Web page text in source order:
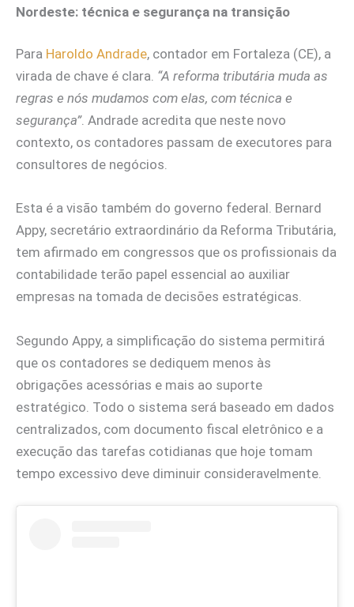
Nordeste: técnica e segurança na transição
Para Haroldo Andrade, contador em Fortaleza (CE), a
virada de chave é clara. “A reforma tributária muda as
regras e nós mudamos com elas, com técnica e
segurança”. Andrade acredita que neste novo
contexto, os contadores passam de executores para
consultores de negócios.
Esta é a visão também do governo federal. Bernard
Appy, secretário extraordinário da Reforma Tributária,
tem afirmado em congressos que os profissionais da
contabilidade terão papel essencial ao auxiliar
empresas na tomada de decisões estratégicas.
Segundo Appy, a simplificação do sistema permitirá
que os contadores se dediquem menos às
obrigações acessórias e mais ao suporte
estratégico. Todo o sistema será baseado em dados
centralizados, com documento fiscal eletrônico e a
execução das tarefas cotidianas que hoje tomam
tempo excessivo deve diminuir consideravelmente.